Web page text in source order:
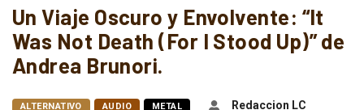
Un Viaje Oscuro y Envolvente: “It
Was Not Death (For I Stood Up)” de
Andrea Brunori.
ALTERNATIVO AUDIO METAL
Redaccion LC